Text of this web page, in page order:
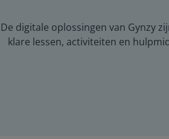
De digitale oplossingen van Gynzy
klare lessen, activiteiten en